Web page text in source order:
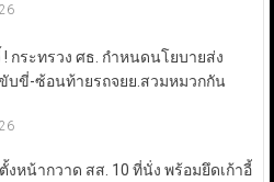
! กระทรวง ศธ. กำหนดนโยบายส่ง
ขับขี่-ซ้อนท้ายรถจยย.สวมหมวกกัน
งหน้ากวาด สส. 10 ที่นั่ง พร้อมยึดเก้าอี้